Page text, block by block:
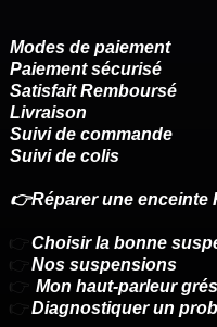
Modes de paiement
Paiement sécurisé
Satisfait Remboursé
Livraison
Suivi de commande
Suivi de colis
👉Réparer une enceinte
👉 Choisir la bonne
👉 Nos suspensions
👉 Mon haut-parleur
👉 Diagnostiquer un